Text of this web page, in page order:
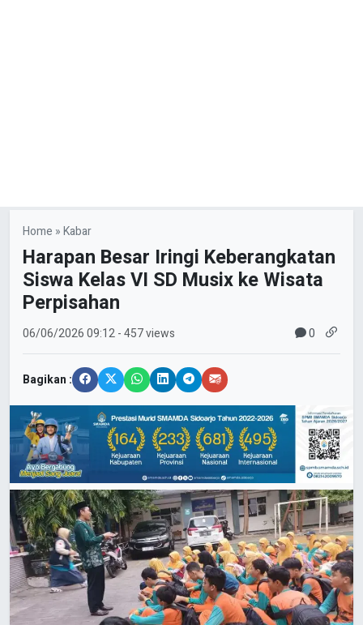
Home »Kabar
Harapan Besar Iringi Keberangkatan
Siswa Kelas VI SD Musix ke Wisata
Perpisahan
06/06/202609:12- 457 views 0
Bagikan :